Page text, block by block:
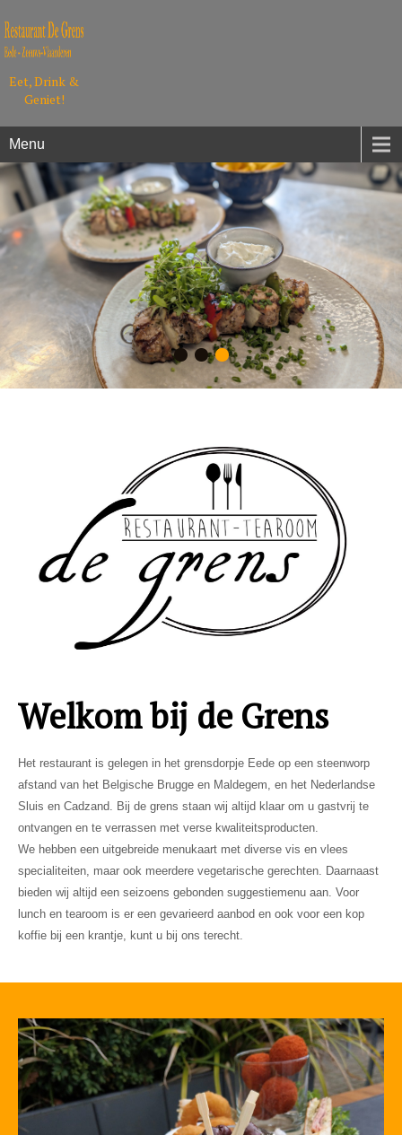
Eet, Drink &
Geniet!
Menu
Welkom bij de Grens
Het restaurant is gelegen in het grensdorpje Eede op een steenworp
afstand van het Belgische Brugge en Maldegem, en het Nederlandse
Sluis en Cadzand. Bij de grens staan wij altijd klaar om u gastvrij te
ontvangen en te verrassen met verse kwaliteitsproducten.
We hebben een uitgebreide menukaart met diverse vis en vlees
specialiteiten, maar ook meerdere vegetarische gerechten. Daarnaast
bieden wij altijd een seizoens gebonden suggestiemenu aan. Voor
lunch en tearoom is er een gevarieerd aanbod en ook voor een kop
koffie bij een krantje, kunt u bij ons terecht.